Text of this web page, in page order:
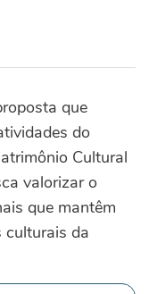
que
do
Cultural
valorizar o
que mantêm
culturais da